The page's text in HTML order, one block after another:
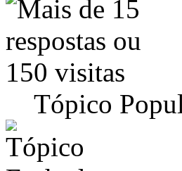
Tópico